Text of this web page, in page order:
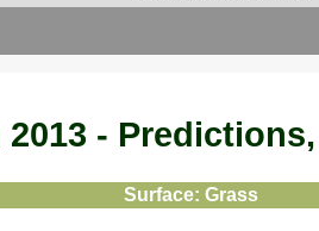
-
Surface: Grass